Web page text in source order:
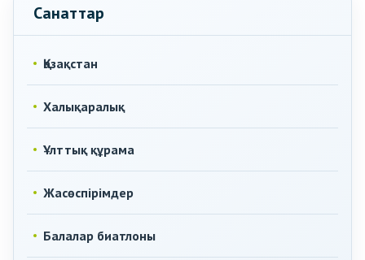
Санаттар
Қазақстан
Халықаралық
Ұлттық құрама
Жасөспірімдер
Балалар биатлоны